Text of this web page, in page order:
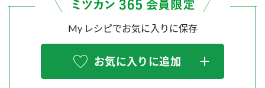
炊き込みご飯の素 米飯用調味液
ZENB initiative
MIM（ミツカンミュージアム）
お客様の声をいかしました
販売終了製品のご案内
よくあるご質問
My レシピでお気に入りに保存
お気に入りに追加